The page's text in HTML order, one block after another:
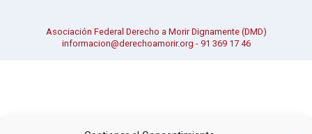
Asociación Federal Derecho a Morir Dignamente (DMD)
informacion@derechoamorir.org - 91 369 17 46